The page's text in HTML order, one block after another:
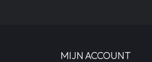
MIJN ACCOUNT